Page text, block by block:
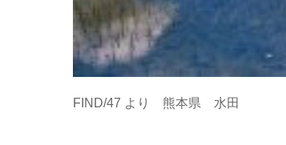
FIND/47 より 熊本県 水田